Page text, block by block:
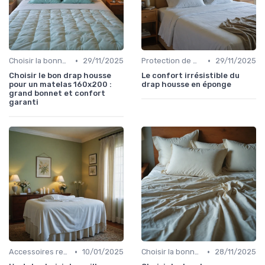
Choisir la bonne taille •
29/11/2025
Choisir le bon drap housse
pour un matelas 160x200 :
grand bonnet et confort
garanti
Protection de matelas •
29/11/2025
Le confort irrésistible du
drap housse en éponge
Accessoires recommandés • 10/01/2025
Choisir la bonne taille •
28/11/2025